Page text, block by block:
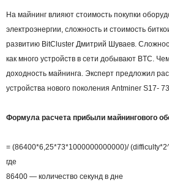
На майнинг влияют стоимость покупки
электроэнергии, сложность и стоимость
развитию BitCluster Дмитрий Шуваев.
как много устройств в сети добывают BTC.
доходность майнинга. Эксперт предложил
устройства нового поколения Antminer S17-
Формула расчета прибыли майнингового
= (86400*6,25*73*1000000000000)/
где
86400 — количество секунд в дне